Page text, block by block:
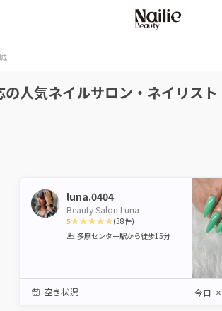
人気ネイルサロン・ネイリスト
luna.0404
Beauty Salon Luna
5
1 2 3 4 5
(38件)
多摩センター駅から徒歩15分
空き状況 今日 ×